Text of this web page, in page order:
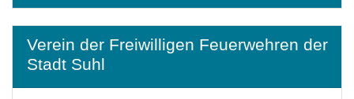
Verein der Freiwilligen Feuerwehren der
Stadt Suhl